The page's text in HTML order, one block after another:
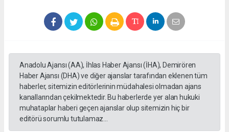
Anadolu Ajansı (AA), İhlas Haber Ajansı (İHA), Demirören
Haber Ajansı (DHA) ve diğer ajanslar tarafından eklenen tüm
haberler, sitemizin editörlerinin müdahalesi olmadan ajans
kanallarından çekilmektedir. Bu haberlerde yer alan hukuki
muhataplar haberi geçen ajanslar olup sitemizin hiç bir
editörü sorumlu tutulamaz...